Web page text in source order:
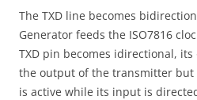
The TXD line becomes
Generator feeds the ISO7816
TXD pin becomes idirectional,
the output of the transmitter
is active while its input is